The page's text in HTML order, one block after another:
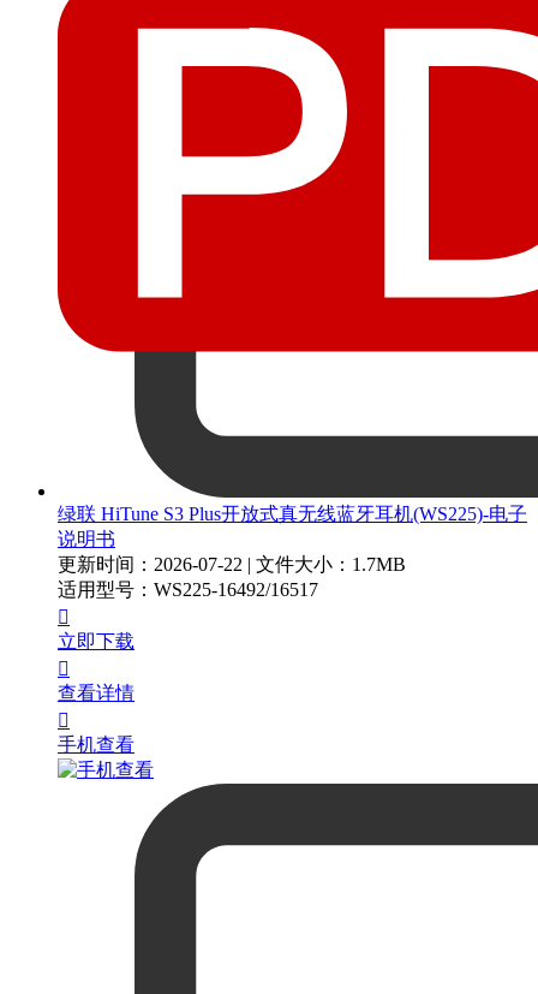
绿联 HiTune S3 Plus开放式真无线蓝牙耳机(WS225)-电子
说明书
更新时间：2026-07-22 | 文件大小：1.7MB
适用型号 ： WS225-16492/16517

立即下载

查看详情

手机查看